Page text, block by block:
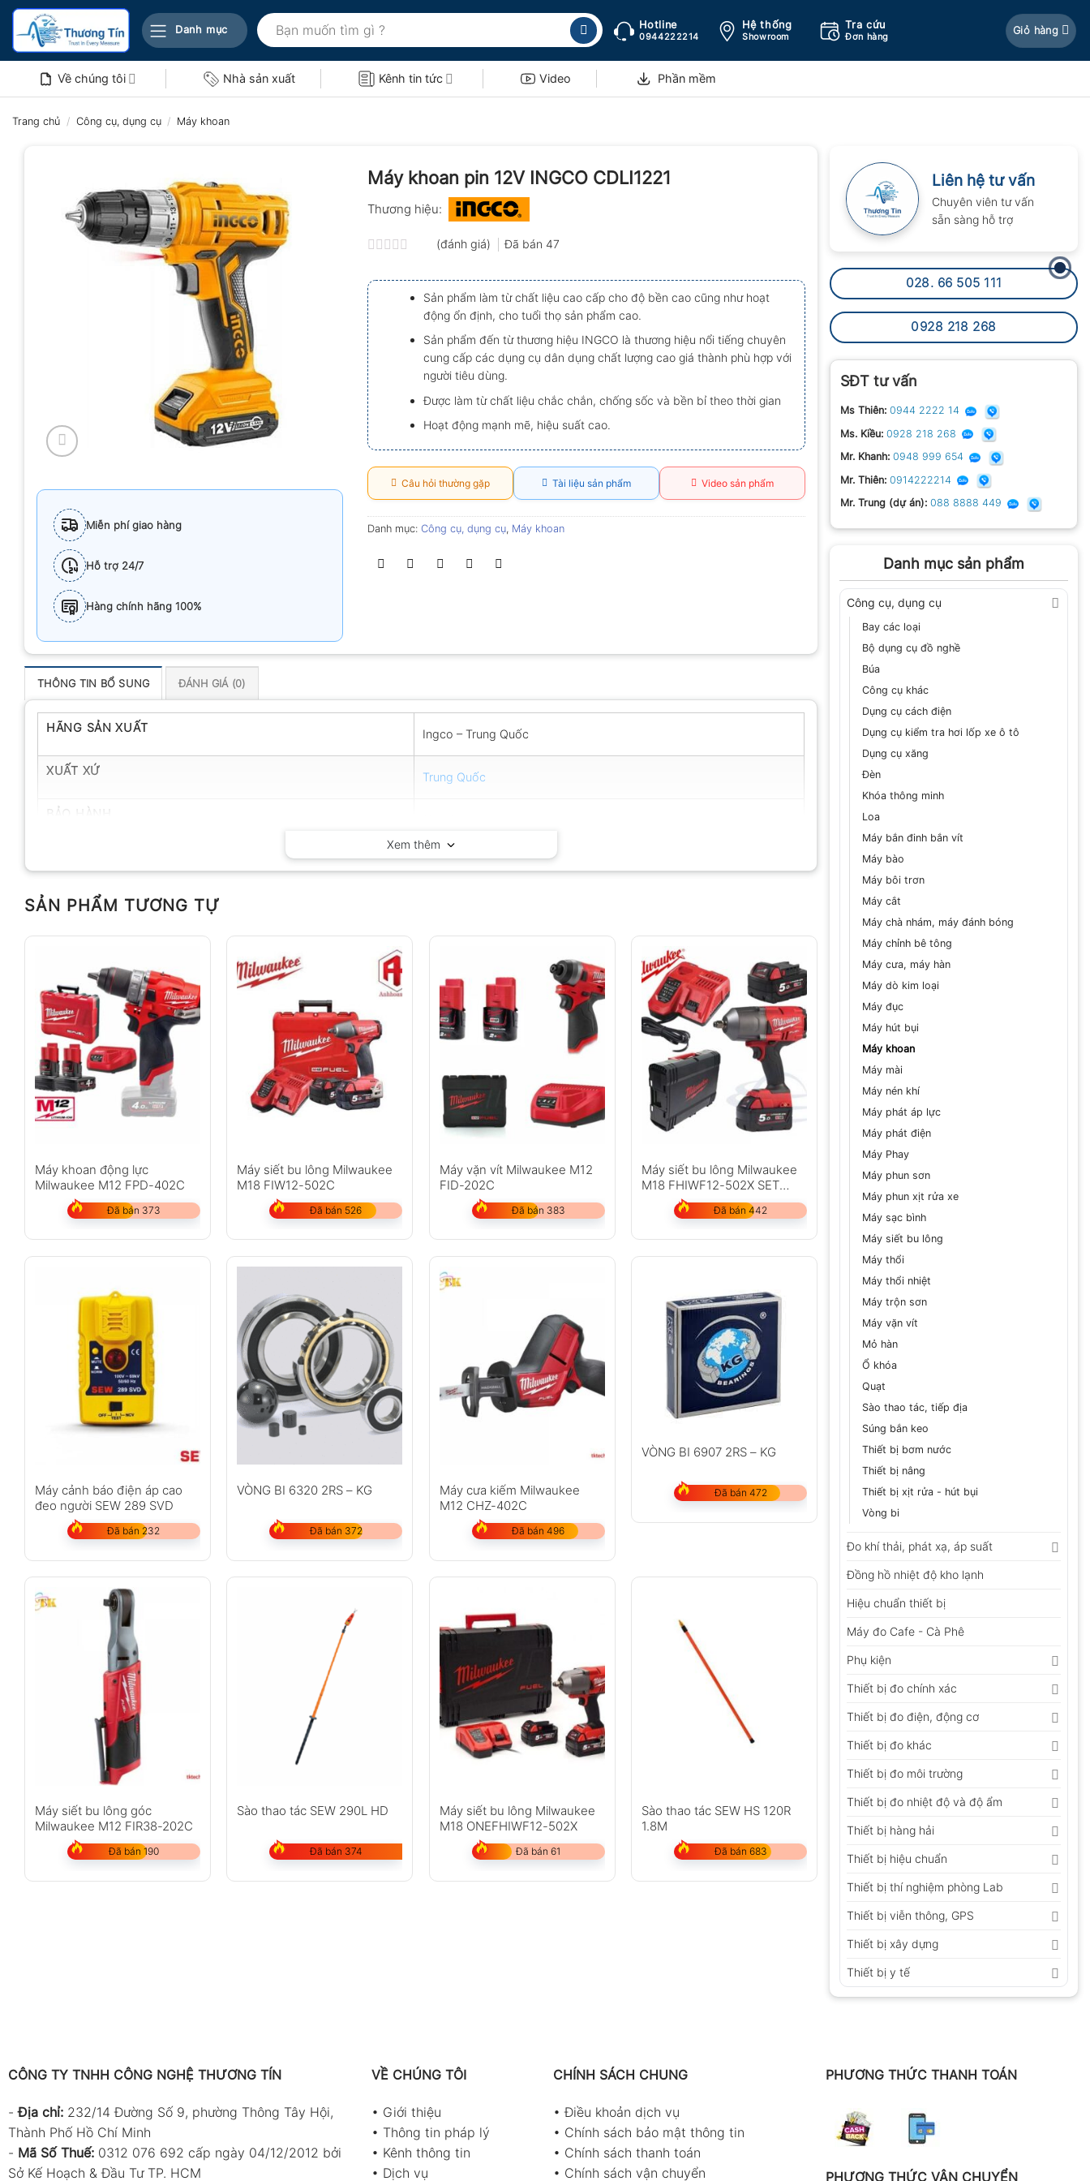
Bỏ
nội
Danh mục
Tìm
kiếm:
Hotline
0944222214
Hệ thống
Showroom
Tra cứu
Đơn hàng
Giỏ hàng
Về chúng tôi Nhà sản xuất Kênh tin tức Video Phần mềm
Trang chủ / Công cụ, dụng cụ / Máy khoan
Liên hệ tư vấn
Chuyên viên tư vấn
sẵn sàng hỗ trợ
028. 66 505 111
0928 218 268
SĐT tư vấn
Ms Thiên: 0944 2222 14
Ms. Kiều: 0928 218 268
Mr. Khanh: 0948 999 654
Mr. Thiên: 0914222214
Mr. Trung (dự án): 088 8888 449
Danh mục sản phẩm
Công cụ, dụng cụ
Bay các loại
Bộ dụng cụ đồ nghề
Búa
Công cụ khác
Dụng cụ cách điện
Dụng cụ kiểm tra hơi lốp xe ô tô
Dụng cụ xăng
Đèn
Khóa thông minh
Loa
Máy bắn đinh bắn vít
Máy bào
Máy bôi trơn
Máy cắt
Máy chà nhám, máy đánh bóng
Máy chỉnh bê tông
Máy cưa, máy hàn
Máy dò kim loại
Máy đục
Máy hút bụi
Máy khoan
Máy mài
Máy nén khí
Máy phát áp lực
Máy phát điện
Máy Phay
Máy phun sơn
Máy phun xịt rửa xe
Máy sạc bình
Máy siết bu lông
Máy thổi
Máy thổi nhiệt
Máy trộn sơn
Máy vặn vít
Mỏ hàn
Ổ khóa
Quạt
Sào thao tác, tiếp địa
Súng bắn keo
Thiết bị bơm nước
Thiết bị nâng
Thiết bị xịt rửa - hút bụi
Vòng bi
Đo khí thải, phát xạ, áp suất
Đồng hồ nhiệt độ kho lạnh
Hiệu chuẩn thiết bị
Máy đo Cafe - Cà Phê
Phụ kiện
Thiết bị đo chính xác
Thiết bị đo điện, động cơ
Thiết bị đo khác
Thiết bị đo môi trường
Thiết bị đo nhiệt độ và độ ẩm
Thiết bị hàng hải
Thiết bị hiệu chuẩn
Thiết bị thí nghiệm phòng Lab
Thiết bị viễn thông, GPS
Thiết bị xây dựng
Thiết bị y tế
Miễn phí giao hàng
Hỗ trợ 24/7
Hàng chính hãng 100%
Máy khoan pin 12V INGCO CDLI1221
Thương hiệu:
xếp
hạng
0.0
5
sao
(đánh giá) Đã bán 47
Sản phẩm làm từ chất liệu cao cấp cho độ bền cao cũng như hoạt
động ổn định, cho tuổi thọ sản phẩm cao.
Sản phẩm đến từ thương hiệu INGCO là thương hiệu nổi tiếng chuyên
cung cấp các dụng cụ dân dụng chất lượng cao giá thành phù hợp với
người tiêu dùng.
Được làm từ chất liệu chắc chắn, chống sốc và bền bỉ theo thời gian
Hoạt động mạnh mẽ, hiệu suất cao.
Câu hỏi thường gặp Tài liệu sản phẩm Video sản phẩm
Danh mục: Công cụ, dụng cụ, Máy khoan
THÔNG TIN BỔ SUNG ĐÁNH GIÁ (0)
HÃNG SẢN XUẤT Ingco – Trung Quốc
XUẤT XỨ Trung Quốc
Xem thêm
SẢN PHẨM TƯƠNG TỰ
Máy khoan động lực
Milwaukee M12 FPD-402C
Đã bán 373
Máy siết bu lông Milwaukee
M18 FIW12-502C
Đã bán 526
Máy vặn vít Milwaukee M12
FID-202C
Đã bán 383
Máy siết bu lông Milwaukee
M18 FHIWF12-502X SET
(2pin x 5.0Ah, 1 sạc)
Đã bán 442
Máy cảnh báo điện áp cao
đeo người SEW 289 SVD
Đã bán 232
VÒNG BI 6320 2RS – KG
Đã bán 372
Máy cưa kiếm Milwaukee
M12 CHZ-402C
Đã bán 496
VÒNG BI 6907 2RS – KG
Đã bán 472
Máy siết bu lông góc
Milwaukee M12 FIR38-202C
Đã bán 190
Sào thao tác SEW 290L HD
Đã bán 374
Máy siết bu lông Milwaukee
M18 ONEFHIWF12-502X
Đã bán 61
Sào thao tác SEW HS 120R
1.8M
Đã bán 683
CÔNG TY TNHH CÔNG NGHỆ THƯƠNG TÍN
-Địa chỉ: 232/14 Đường Số 9, phường Thông Tây Hội,
Thành Phố Hồ Chí Minh
- Mã Số Thuế: 0312 076 692 cấp ngày 04/12/2012 bởi
Sở Kế Hoạch & Đầu Tư TP. HCM
VỀ CHÚNG TÔI
• Giới thiệu
• Thông tin pháp lý
• Kênh thông tin
• Dịch vụ
CHÍNH SÁCH CHUNG
•Điều khoản dịch vụ
• Chính sách bảo mật thông tin
• Chính sách thanh toán
• Chính sách vận chuyển
PHƯƠNG THỨC THANH TOÁN
PHƯƠNG THỨC VẬN CHUYỂN